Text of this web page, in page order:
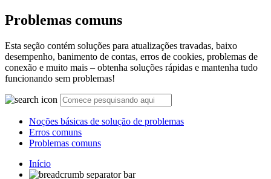
Problemas comuns
Esta seção contém soluções para atualizações travadas, baixo
desempenho, banimento de contas, erros de cookies, problemas de
conexão e muito mais – obtenha soluções rápidas e mantenha tudo
funcionando sem problemas!
Noções básicas de solução de problemas
Erros comuns
Problemas comuns
Início